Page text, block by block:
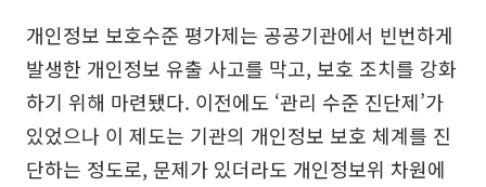
개인정보 보호수준 평가제는 공공기관에서 빈번하게
발생한 개인정보 유출 사고를 막고, 보호 조치를 강화
하기 위해 마련됐다. 이전에도 ‘관리 수준 진단제’가
있었으나 이 제도는 기관의 개인정보 보호 체계를 진
단하는 정도로, 문제가 있더라도 개인정보위 차원에